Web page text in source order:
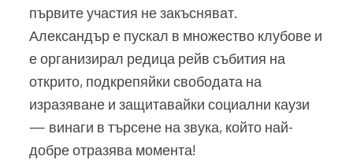
първите участия не закъсняват.
Александър е пускал в множество клубове и
е организирал редица рейв събития на
открито, подкрепяйки свободата на
изразяване и защитавайки социални каузи
— винаги в търсене на звука, който най-
добре отразява момента!